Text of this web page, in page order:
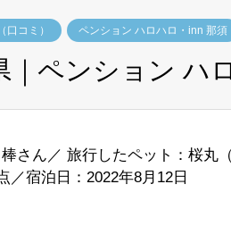
口コミ） ペンション ハロハロ・inn 那須
｜ペンション ハ
さん／ 旅行したペット：桜丸
／宿泊日：2022年8月12日